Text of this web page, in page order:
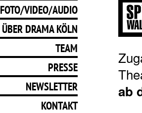
FOTO/VIDEO/AUDIO
ÜBER DRAMA KÖLN
TEAM
PRESSE
NEWSLETTER
KONTAKT
ab